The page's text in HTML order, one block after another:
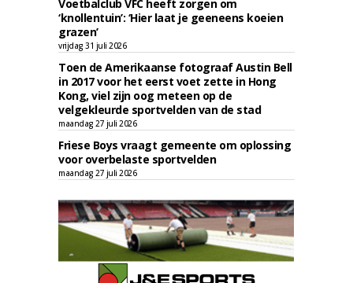
Voetbalclub VFC heeft zorgen om
‘knollentuin’: ‘Hier laat je geeneens koeien
grazen’
vrijdag 31 juli 2026
Toen de Amerikaanse fotograaf Austin Bell
in 2017 voor het eerst voet zette in Hong
Kong, viel zijn oog meteen op de
velgekleurde sportvelden van de stad
maandag 27 juli 2026
Friese Boys vraagt gemeente om oplossing
voor overbelaste sportvelden
maandag 27 juli 2026